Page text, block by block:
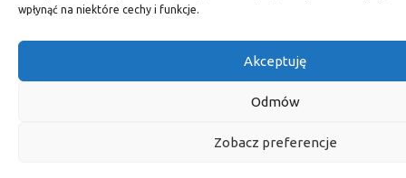
wpłynąć na niektóre cechy i funkcje.
Akceptuję
Odmów
Zobacz preferencje